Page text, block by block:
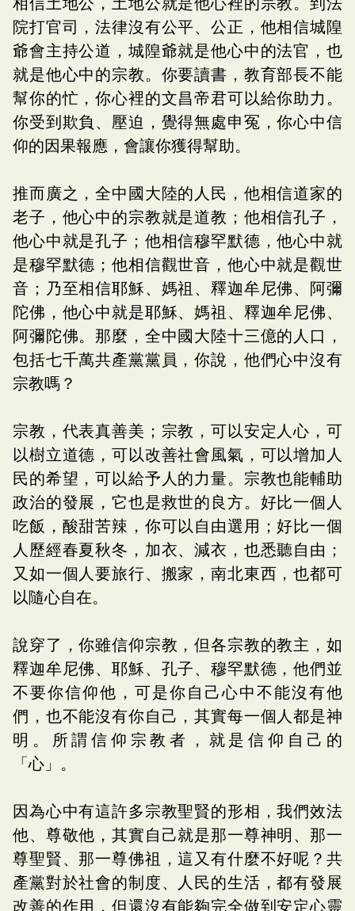
院打官司，法律沒有公平、公正，他相信城隍
爺會主持公道，城隍爺就是他心中的法官，也
就是他心中的宗教。你要讀書，教育部長不能
幫你的忙，你心裡的文昌帝君可以給你助力。
你受到欺負、壓迫，覺得無處申冤，你心中信
仰的因果報應，會讓你獲得幫助。
推而廣之，全中國大陸的人民，他相信道家的
老子，他心中的宗教就是道教；他相信孔子，
他心中就是孔子；他相信穆罕默德，他心中就
是穆罕默德；他相信觀世音，他心中就是觀世
音；乃至相信耶穌、媽祖、釋迦牟尼佛、阿彌
陀佛，他心中就是耶穌、媽祖、釋迦牟尼佛、
阿彌陀佛。那麼，全中國大陸十三億的人口，
包括七千萬共產黨黨員，你說，他們心中沒有
宗教嗎？
宗教，代表真善美；宗教，可以安定人心，可
以樹立道德，可以改善社會風氣，可以增加人
民的希望，可以給予人的力量。宗教也能輔助
政治的發展，它也是救世的良方。好比一個人
吃飯，酸甜苦辣，你可以自由選用；好比一個
人歷經春夏秋冬，加衣、減衣，也悉聽自由；
又如一個人要旅行、搬家，南北東西，也都可
以隨心自在。
說穿了，你雖信仰宗教，但各宗教的教主，如
釋迦牟尼佛、耶穌、孔子、穆罕默德，他們並
不要你信仰他，可是你自己心中不能沒有他
們，也不能沒有你自己，其實每一個人都是神
明。所謂信仰宗教者，就是信仰自己的
「心」。
因為心中有這許多宗教聖賢的形相，我們效法
他、尊敬他，其實自己就是那一尊神明、那一
尊聖賢、那一尊佛祖，這又有什麼不好呢？共
產黨對於社會的制度、人民的生活，都有發展
改善的作用，但還沒有能夠完全做到安定心靈